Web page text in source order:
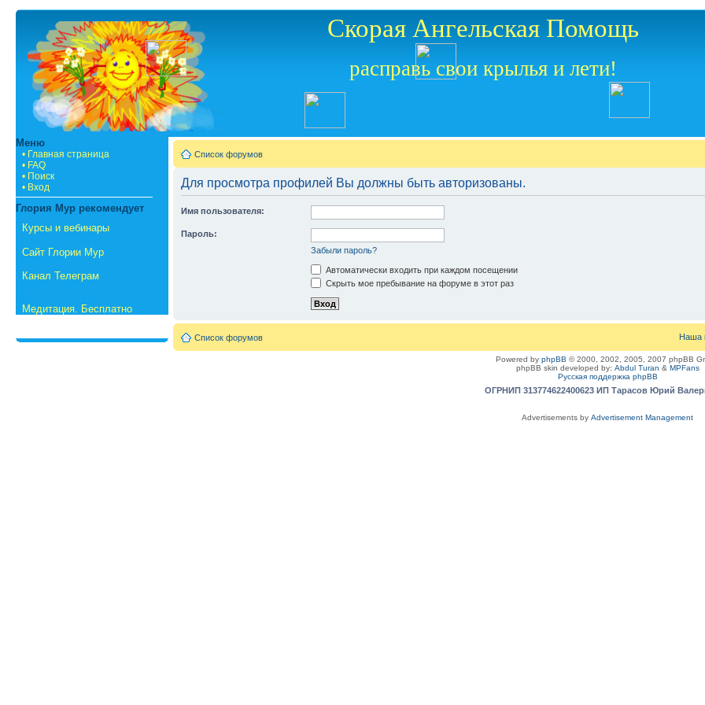
Скорая Ангельская Помощь
расправь свои крылья и лети!
Меню
• Главная страница
• FAQ
• Поиск
• Вход
Глория Мур рекомендует
Курсы и вебинары
Сайт Глории Мур
Канал Телеграм
Медитация. Бесплатно
Список форумов
Для просмотра профилей Вы должны быть авторизованы.
Имя пользователя:
Пароль:
Забыли пароль?
Автоматически входить при каждом посещении
Скрыть мое пребывание на форуме в этот раз
Список форумов Наша
Powered by phpBB © 2000, 2002, 2005, 2007 phpBB
phpBB skin developed by: Abdul Turan & MPFans
Русская поддержка phpBB
ОГРНИП 313774622400623 ИП Тарасов Юрий
Advertisements by Advertisement Management